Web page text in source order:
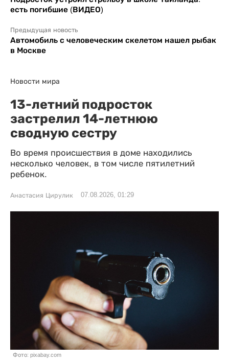
есть погибшие (ВИДЕО)
Предыдущая новость
Автомобиль с человеческим скелетом нашел рыбак
в Москве
Новости мира
13-летний подросток
застрелил 14-летнюю
сводную сестру
Во время происшествия в доме находились
несколько человек, в том числе пятилетний
ребенок.
Анастасия Цирулик 07.08.2026, 01:29
Фото: pixabay.com